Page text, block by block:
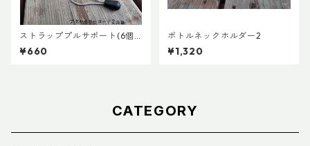
ストラッププルサポート(6個
セット)
¥660
ボトルネックホルダー2
¥1,320
CATEGORY